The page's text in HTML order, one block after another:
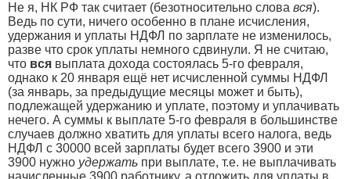
Не я, НК РФ так считает (безотносительно слова вся).
Ведь по сути, ничего особенно в плане исчисления,
удержания и уплаты НДФЛ по зарплате не изменилось,
разве что срок уплаты немного сдвинули. Я не считаю,
что вся выплата дохода состоялась 5-го февраля,
однако к 20 января ещё нет исчисленной суммы НДФЛ
(за январь, за предыдущие месяцы может и быть),
подлежащей удержанию и уплате, поэтому и уплачивать
нечего. А суммы к выплате 5-го февраля в большинстве
случаев должно хватить для уплаты всего налога, ведь
НДФЛ с 30000 всей зарплаты будет всего 3900 и эти
3900 нужно удержать при выплате, т.е. не выплачивать